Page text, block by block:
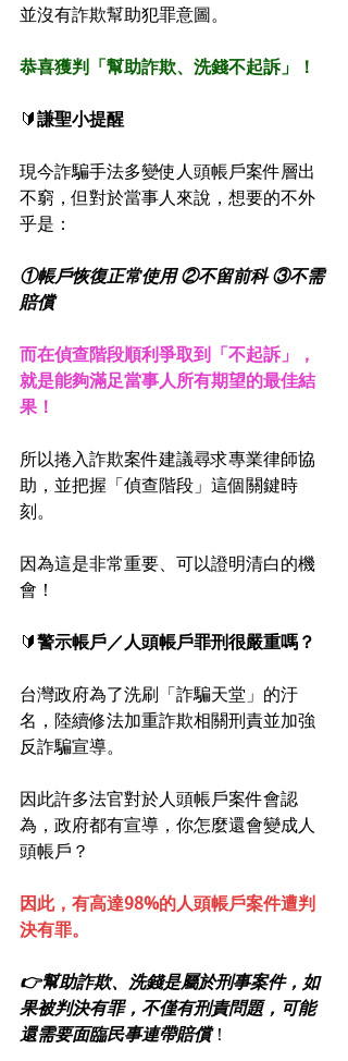
並沒有詐欺幫助犯罪意圖。
恭喜獲判「幫助詐欺、洗錢不起訴」！
🔰謙聖小提醒
現今詐騙手法多變使人頭帳戶案件層出
不窮，但對於當事人來說，想要的不外
乎是：
①帳戶恢復正常使用 ②不留前科 ③不需
賠償
而在偵查階段順利爭取到「不起訴」，
就是能夠滿足當事人所有期望的最佳結
果！
所以捲入詐欺案件建議尋求專業律師協
助，並把握「偵查階段」這個關鍵時
刻。
因為這是非常重要、可以證明清白的機
會！
🔰警示帳戶／人頭帳戶罪刑很嚴重嗎？
台灣政府為了洗刷「詐騙天堂」的汙
名，陸續修法加重詐欺相關刑責並加強
反詐騙宣導。
因此許多法官對於人頭帳戶案件會認
為，政府都有宣導，你怎麼還會變成人
頭帳戶？
因此，有高達98%的人頭帳戶案件遭判
決有罪。
👉幫助詐欺、洗錢是屬於刑事案件，如
果被判決有罪，不僅有刑責問題，可能
還需要面臨民事連帶賠償！